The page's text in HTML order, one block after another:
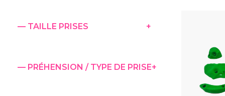
Fabriquées dans nos
— TAILLE PRISES +
— PRÉHENSION / TYPE DE PRISE+